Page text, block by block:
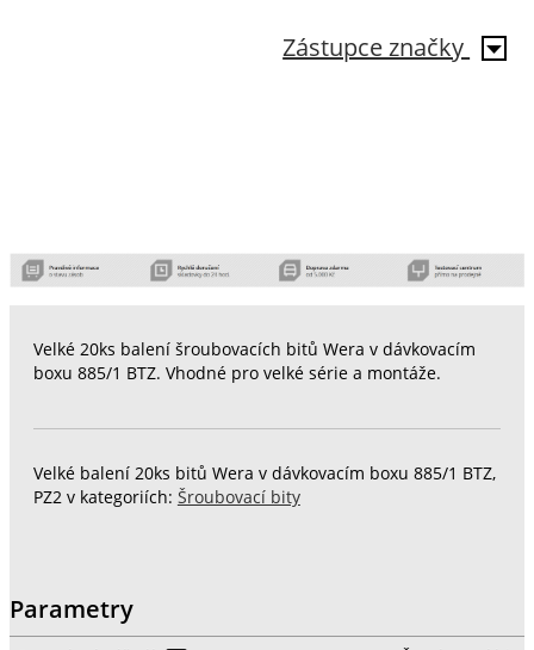
Zástupce značky
Velké 20ks balení šroubovacích bitů Wera v dávkovacím
boxu 885/1 BTZ. Vhodné pro velké série a montáže.
Velké balení 20ks bitů Wera v dávkovacím boxu 885/1 BTZ,
PZ2 v kategoriích: Šroubovací bity
Parametry